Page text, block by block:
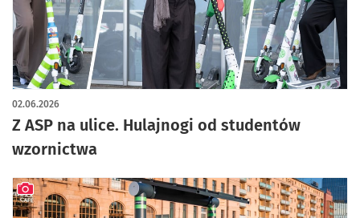
Z ASP na ulice. Hulajnogi od studentów
wzornictwa
02.06.2026
artykuł z galerią zdjęć